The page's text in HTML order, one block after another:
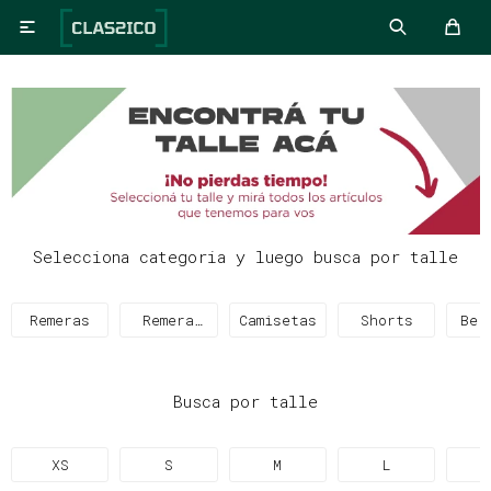

Selecciona categoria y luego busca por talle
Remeras
Remera
Camisetas Shorts
Busca por talle
XS S M L